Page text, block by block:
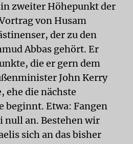
zweiter Höhepunkt der
von Husam
der zu den
Abbas gehört. Er
die er gern dem
John Kerry
ehe die nächste
beginnt. Etwa: Fangen
null an. Bestehen wir
sich an das bisher